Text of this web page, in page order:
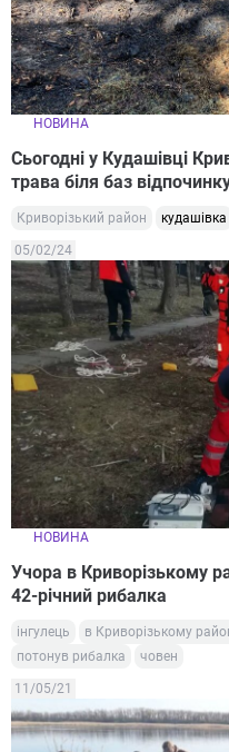
НОВИНА
Сьогодні у Кудашівці
трава біля баз
Криворізький район кудашівка
05/02/24
НОВИНА
Учора в Криворізькому
42-річний рибалка
інгулець в Криворізькому
потонув рибалка
човен
11/05/21